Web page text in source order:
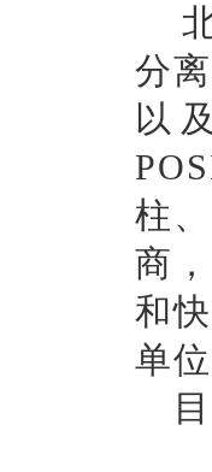
分
以
柱
商
和
单